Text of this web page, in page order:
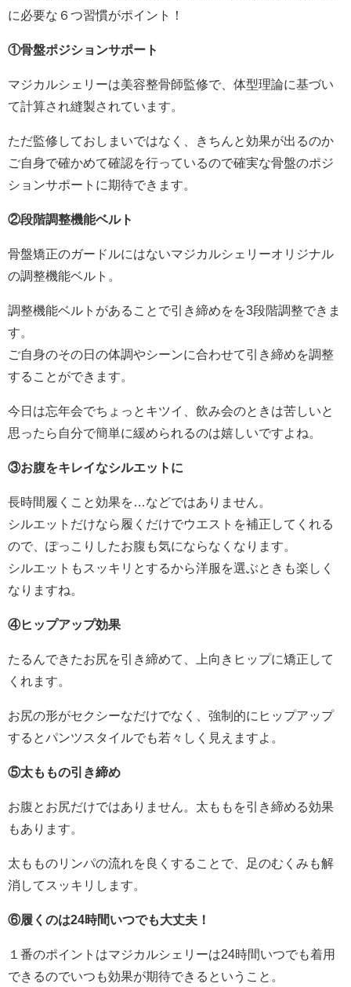
に必要な６つ習慣がポイント！
①骨盤ポジションサポート
マジカルシェリーは美容整骨師監修で、体型理論に基づい
て計算され縫製されています。
ただ監修しておしまいではなく、きちんと効果が出るのか
ご自身で確かめて確認を行っているので確実な骨盤のポジ
ションサポートに期待できます。
②段階調整機能ベルト
骨盤矯正のガードルにはないマジカルシェリーオリジナル
の調整機能ベルト。
調整機能ベルトがあることで引き締めをを3段階調整できま
す。
ご自身のその日の体調やシーンに合わせて引き締めを調整
することができます。
今日は忘年会でちょっとキツイ、飲み会のときは苦しいと
思ったら自分で簡単に緩められるのは嬉しいですよね。
③お腹をキレイなシルエットに
長時間履くこと効果を…などではありません。
シルエットだけなら履くだけでウエストを補正してくれる
ので、ぽっこりしたお腹も気にならなくなります。
シルエットもスッキリとするから洋服を選ぶときも楽しく
なりますね。
④ヒップアップ効果
たるんできたお尻を引き締めて、上向きヒップに矯正して
くれます。
お尻の形がセクシーなだけでなく、強制的にヒップアップ
するとパンツスタイルでも若々しく見えますよ。
⑤太ももの引き締め
お腹とお尻だけではありません。太ももを引き締める効果
もあります。
太もものリンパの流れを良くすることで、足のむくみも解
消してスッキリします。
⑥履くのは24時間いつでも大丈夫！
１番のポイントはマジカルシェリーは24時間いつでも着用
できるのでいつも効果が期待できるということ。